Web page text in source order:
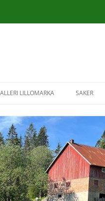
LILLOMARKA
NITTEDAL
INFORMASJONSTUR TIL
GREFSENKLEIVA 16. SEPTEMBER
BEFARING TIL BREISJØEN 2.
SEPTEMBER 2020
SAKER